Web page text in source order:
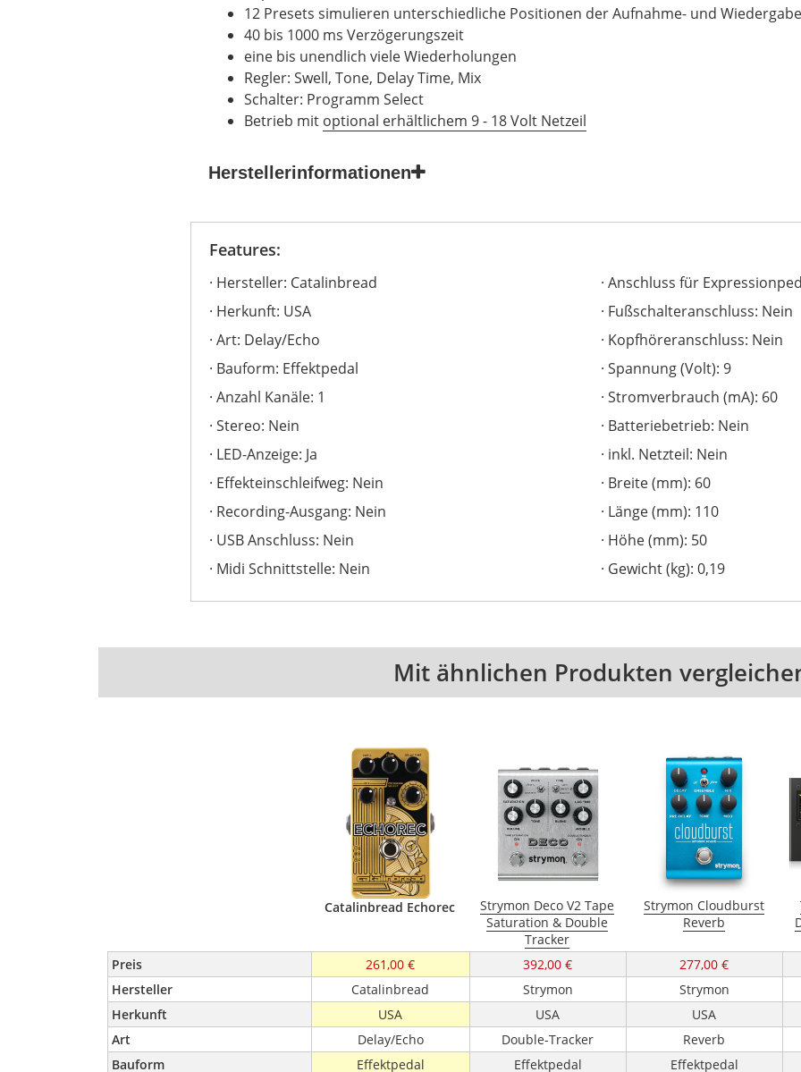
12 Presets simulieren unterschiedliche Positionen der Aufnahme- und
40 bis 1000 ms Verzögerungszeit
eine bis unendlich viele Wiederholungen
Regler: Swell, Tone, Delay Time, Mix
Schalter: Programm Select
Betrieb mit optional erhältlichem 9 - 18 Volt Netzeil
Herstellerinformationen
Features:
Hersteller: Catalinbread
Herkunft: USA
Art: Delay/Echo
Bauform: Effektpedal
Anzahl Kanäle: 1
Stereo: Nein
LED-Anzeige: Ja
Effekteinschleifweg: Nein
Recording-Ausgang: Nein
USB Anschluss: Nein
Midi Schnittstelle: Nein
Anschluss für
Fußschalteranschluss: Nein
Kopfhöreranschluss: Nein
Spannung (Volt): 9
Stromverbrauch (mA): 60
Batteriebetrieb: Nein
inkl. Netzteil: Nein
Breite (mm): 60
Länge (mm): 110
Höhe (mm): 50
Gewicht (kg): 0,19
Mit ähnlichen Produkten
Catalinbread Echorec
Strymon Deco V2 Tape
Saturation & Double
Tracker
Strymon Cloudburst
Reverb
Preis 261,00 € 392,00 € 277,00 €
Hersteller
Catalinbread Strymon Strymon
Herkunft
USA USA USA
Art
Delay/Echo Double-Tracker Reverb
Bauform
Effektpedal Effektpedal Effektpedal